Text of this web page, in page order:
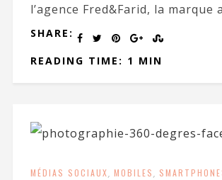
l’agence Fred&Farid, la marque
SHARE:
READING TIME: 1 MIN
MÉDIAS SOCIAUX, MOBILES,